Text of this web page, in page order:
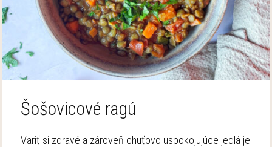
Šošovicové ragú
Variť si zdravé a zároveň chuťovo uspokojujúce jedlá je